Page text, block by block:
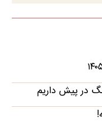
در پیش داریم